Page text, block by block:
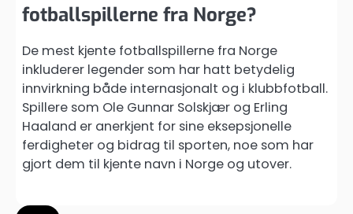
fotballspillerne fra Norge?
De mest kjente fotballspillerne fra Norge
inkluderer legender som har hatt betydelig
innvirkning både internasjonalt og i klubbfotball.
Spillere som Ole Gunnar Solskjær og Erling
Haaland er anerkjent for sine eksepsjonelle
ferdigheter og bidrag til sporten, noe som har
gjort dem til kjente navn i Norge og utover.